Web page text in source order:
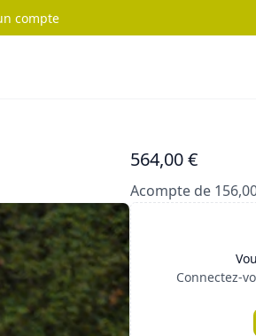
compte
564,00 €
Acompte de
Connectez-